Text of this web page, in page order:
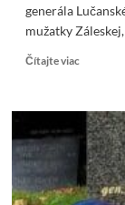
generála
mužatky
Čítajte viacRead
Sám
proti
vlkom:
PIATE